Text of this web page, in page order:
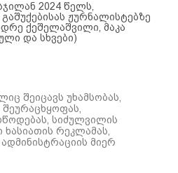
2024 წელს,
ჟურნალისტებზე
ქეშელაშვილი, მაკა
და სხვები)
შეიცავს უხამსობას,
სიძულვილის
ხასიათის რეკლამას,
მიერ